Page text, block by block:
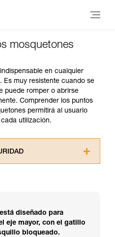
mosquetones
en cualquier
Es muy resistente cuando se
puede romper o abrirse
Comprender los puntos
permitirá al usuario
utilización.
informativo.
requiere una formación
Confirme a
diseñado para
eje mayor, con el gatillo
bloqueado.